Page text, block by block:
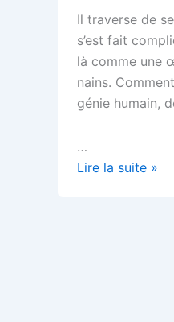
Il traverse de
s’est fait
là comme une
nains.
génie humain,
…
Le
Lire la suite »